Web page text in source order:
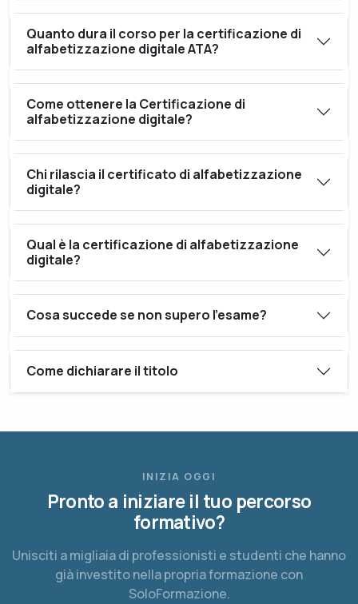
Quanto dura il corso per la certificazione di
alfabetizzazione digitale ATA?
Come ottenere la Certificazione di
alfabetizzazione digitale?
Chi rilascia il certificato di alfabetizzazione
digitale?
Qual è la certificazione di alfabetizzazione
digitale?
Cosa succede se non supero l'esame?
Come dichiarare il titolo
INIZIA OGGI
Pronto a iniziare il tuo percorso
formativo?
Unisciti a migliaia di professionisti e studenti che hanno
già investito nella propria formazione con
SoloFormazione.